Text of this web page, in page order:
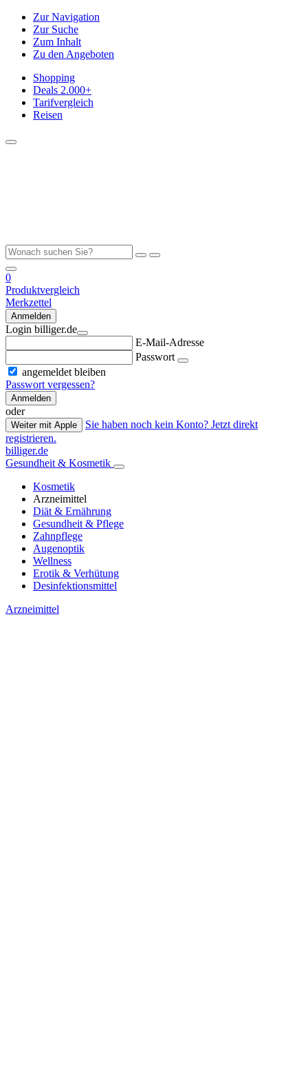
Zur Navigation
Zur Suche
Zum Inhalt
Zu den Angeboten
Shopping
Deals 2.000+
Tarifvergleich
Reisen
0
Produktvergleich
Merkzettel
Anmelden
Login billiger.de
E-Mail-Adresse
Passwort
angemeldet bleiben
Passwort vergessen?
Anmelden
oder
Weiter mit Apple
Sie haben noch kein Konto? Jetzt direkt
registrieren.
billiger.de
Gesundheit & Kosmetik
Kosmetik
Arzneimittel
Diät & Ernährung
Gesundheit & Pflege
Zahnpflege
Augenoptik
Wellness
Erotik & Verhütung
Desinfektionsmittel
Arzneimittel